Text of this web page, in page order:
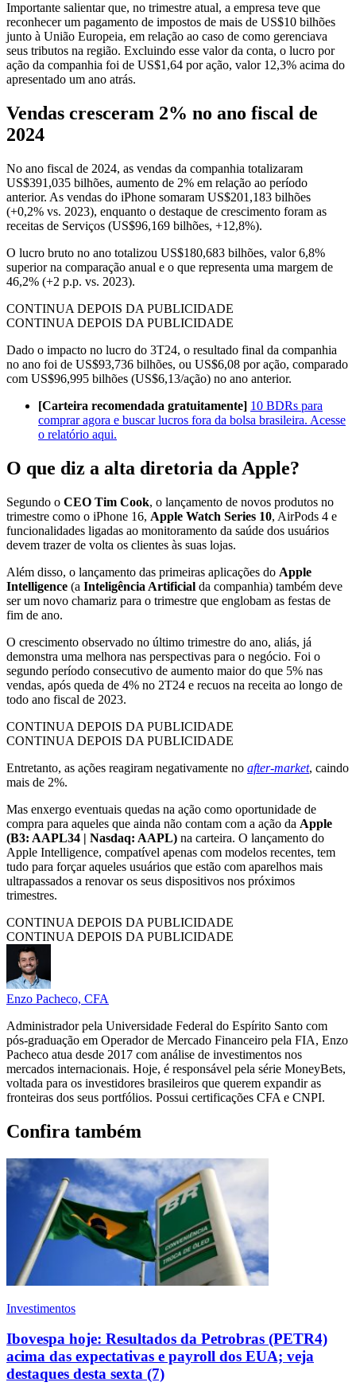
Importante salientar que, no trimestre atual, a empresa teve que
reconhecer um pagamento de impostos de mais de US$10 bilhões
junto à União Europeia, em relação ao caso de como gerenciava
seus tributos na região. Excluindo esse valor da conta, o lucro por
ação da companhia foi de US$1,64 por ação, valor 12,3% acima do
apresentado um ano atrás.
Vendas cresceram 2% no ano fiscal de
2024
No ano fiscal de 2024, as vendas da companhia totalizaram
US$391,035 bilhões, aumento de 2% em relação ao período
anterior. As vendas do iPhone somaram US$201,183 bilhões
(+0,2% vs. 2023), enquanto o destaque de crescimento foram as
receitas de Serviços (US$96,169 bilhões, +12,8%).
O lucro bruto no ano totalizou US$180,683 bilhões, valor 6,8%
superior na comparação anual e o que representa uma margem de
46,2% (+2 p.p. vs. 2023).
CONTINUA DEPOIS DA PUBLICIDADE
CONTINUA DEPOIS DA PUBLICIDADE
Dado o impacto no lucro do 3T24, o resultado final da companhia
no ano foi de US$93,736 bilhões, ou US$6,08 por ação, comparado
com US$96,995 bilhões (US$6,13/ação) no ano anterior.
[Carteira recomendada gratuitamente] 10 BDRs para
comprar agora e buscar lucros fora da bolsa brasileira. Acesse
o relatório aqui.
O que diz a alta diretoria da Apple?
Segundo o CEO Tim Cook, o lançamento de novos produtos no
trimestre como o iPhone 16, Apple Watch Series 10, AirPods 4 e
funcionalidades ligadas ao monitoramento da saúde dos usuários
devem trazer de volta os clientes às suas lojas.
Além disso, o lançamento das primeiras aplicações do Apple
Intelligence (a Inteligência Artificial da companhia) também deve
ser um novo chamariz para o trimestre que englobam as festas de
fim de ano.
O crescimento observado no último trimestre do ano, aliás, já
demonstra uma melhora nas perspectivas para o negócio. Foi o
segundo período consecutivo de aumento maior do que 5% nas
vendas, após queda de 4% no 2T24 e recuos na receita ao longo de
todo ano fiscal de 2023.
CONTINUA DEPOIS DA PUBLICIDADE
CONTINUA DEPOIS DA PUBLICIDADE
Entretanto, as ações reagiram negativamente no after-market, caindo
mais de 2%.
Mas enxergo eventuais quedas na ação como oportunidade de
compra para aqueles que ainda não contam com a ação da Apple
(B3: AAPL34 | Nasdaq: AAPL) na carteira. O lançamento do
Apple Intelligence, compatível apenas com modelos recentes, tem
tudo para forçar aqueles usuários que estão com aparelhos mais
ultrapassados a renovar os seus dispositivos nos próximos
trimestres.
CONTINUA DEPOIS DA PUBLICIDADE
CONTINUA DEPOIS DA PUBLICIDADE
Enzo Pacheco, CFA
Administrador pela Universidade Federal do Espírito Santo com
pós-graduação em Operador de Mercado Financeiro pela FIA, Enzo
Pacheco atua desde 2017 com análise de investimentos nos
mercados internacionais. Hoje, é responsável pela série MoneyBets,
voltada para os investidores brasileiros que querem expandir as
fronteiras dos seus portfólios. Possui certificações CFA e CNPI.
Confira também
Investimentos
Ibovespa hoje: Resultados da Petrobras (PETR4)
acima das expectativas e payroll dos EUA; veja
destaques desta sexta (7)